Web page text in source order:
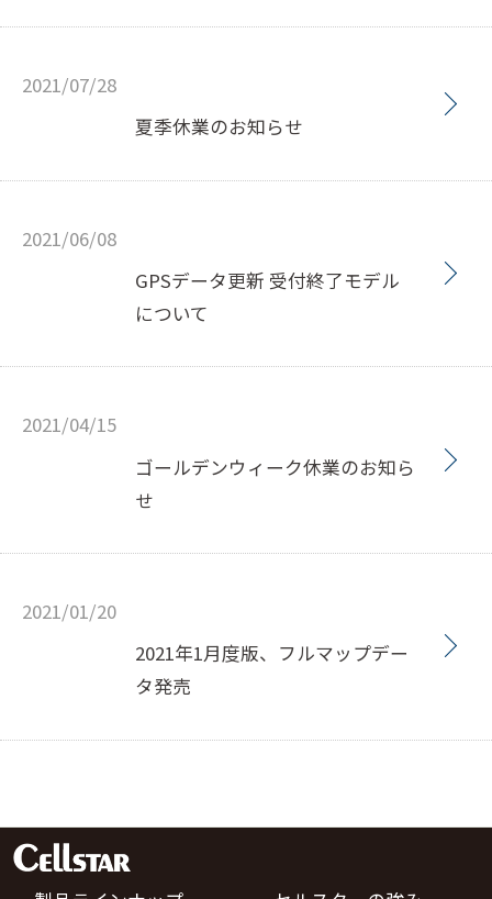
2021/07/28
夏季休業のお知らせ
2021/06/08
GPSデータ更新 受付終了モデル
について
2021/04/15
ゴールデンウィーク休業のお知ら
せ
2021/01/20
2021年1月度版、フルマップデー
タ発売